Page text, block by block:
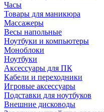
Часы
Товары для маникюра
Массажеры
Весы напольные
Ноутбуки и компьютеры
Моноблоки
Ноутбуки
Аксессуары для ПК
Кабели и переходники
Игровые аксессуары
Подставки для ноутбуков
Внешние дисководы